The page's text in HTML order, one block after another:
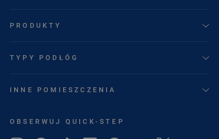
PRODUKTY
TYPY PODŁÓG
INNE POMIESZCZENIA
OBSERWUJ QUICK-STEP